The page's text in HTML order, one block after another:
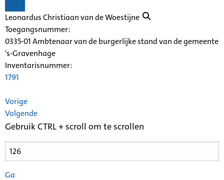
Leonardus Christiaan van de Woestijne
Toegangsnummer:
0335-01 Ambtenaar van de burgerlijke stand van de gemeente
's-Gravenhage
Inventarisnummer:
1791
Vorige
Volgende
Gebruik CTRL + scroll om te scrollen
Ga